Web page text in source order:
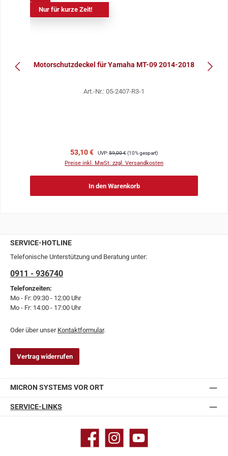
Nur für kurze Zeit!
Motorschutzdeckel für Yamaha MT-09 2014-2018
Art.-Nr.: 05-2407-R3-1
Verkaufspreis:
53,10 € Regulärer Preis:
UVP:59,00 €(10% gespart)
Preise inkl. MwSt. zzgl. Versandkosten
In den Warenkorb
SERVICE-HOTLINE
Telefonische Unterstützung und Beratung unter:
0911 - 936740
Telefonzeiten:
Mo - Fr: 09:30 - 12:00 Uhr
Mo - Fr: 14:00 - 17:00 Uhr
Oder über unser Kontaktformular.
Vertrag widerrufen
MICRON SYSTEMS VOR ORT
SERVICE-LINKS
Facebook Instagram YouTube